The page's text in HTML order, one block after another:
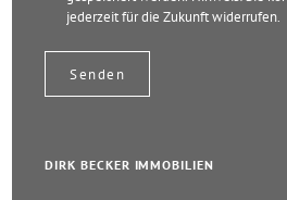
jederzeit für die Zukunft widerrufen.
DIRK BECKER IMMOBILIEN